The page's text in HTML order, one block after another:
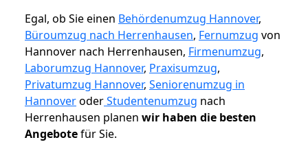
Egal, ob Sie einen Behördenumzug Hannover,
Büroumzug nach Herrenhausen, Fernumzug von
Hannover nach Herrenhausen, Firmenumzug,
Laborumzug Hannover, Praxisumzug,
Privatumzug Hannover, Seniorenumzug in
HannoveroderStudentenumzug nach
Herrenhausen planen wir haben die besten
Angebotefür Sie.